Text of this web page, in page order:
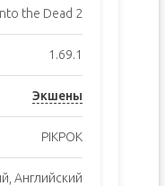
the Dead 2
1.69.1
Экшены
PIKPOK
Английский